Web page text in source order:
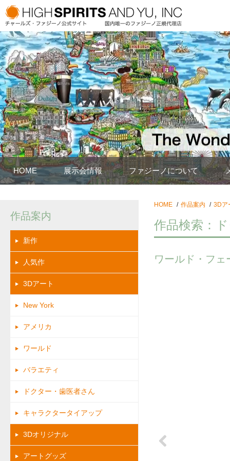
HOME 展示会情報 ファジーノについて
HOME 作品案内 3Dア
作品検索：
ワールド・フェ
作品案内
新作
人気作
3Dアート
New York
アメリカ
ワールド
バラエティ
ドクター・歯医者さん
キャラクタータイアップ
3Dオリジナル
アートグッズ